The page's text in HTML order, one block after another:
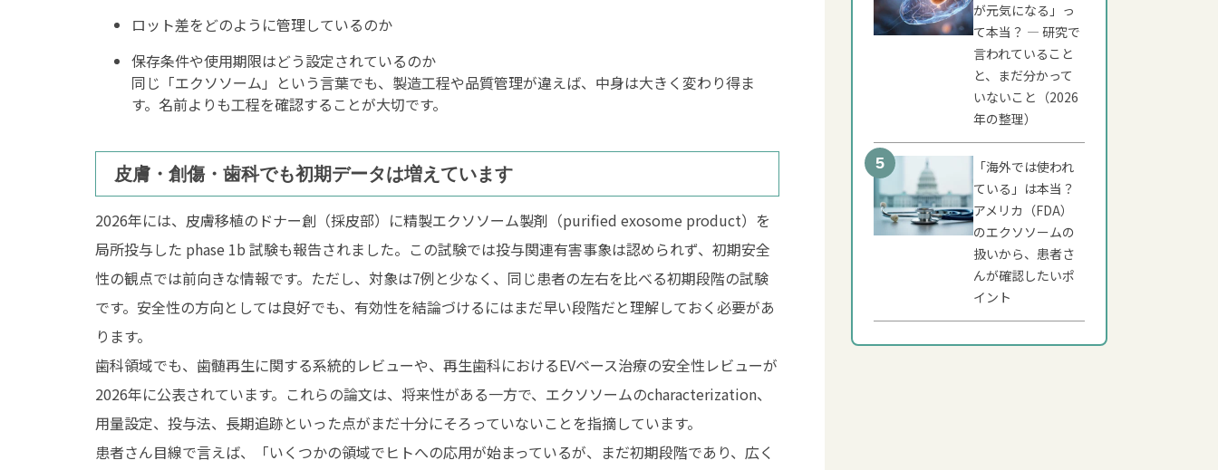
ロット差をどのように管理しているのか
保存条件や使用期限はどう設定されているのか
同じ「エクソソーム」という言葉でも、製造工程や品質管理が違えば、中身は大きく変わり得ま
す。名前よりも工程を確認することが大切です。
皮膚・創傷・歯科でも初期データは増えています
2026年には、皮膚移植のドナー創（採皮部）に精製エクソソーム製剤（purified exosome product）を
局所投与した phase 1b 試験も報告されました。この試験では投与関連有害事象は認められず、初期安全
性の観点では前向きな情報です。ただし、対象は7例と少なく、同じ患者の左右を比べる初期段階の試験
です。安全性の方向としては良好でも、有効性を結論づけるにはまだ早い段階だと理解しておく必要があ
ります。
歯科領域でも、歯髄再生に関する系統的レビューや、再生歯科におけるEVベース治療の安全性レビューが
2026年に公表されています。これらの論文は、将来性がある一方で、エクソソームのcharacterization、
用量設定、投与法、長期追跡といった点がまだ十分にそろっていないことを指摘しています。
患者さん目線で言えば、「いくつかの領域でヒトへの応用が始まっているが、まだ初期段階であり、広く
が元気になる」っ
て本当？ ― 研究で
言われていること
と、まだ分かって
いないこと（2026
年の整理）
「海外では使われ
ている」は本当？
アメリカ（FDA）
のエクソソームの
扱いから、患者さ
んが確認したいポ
イント